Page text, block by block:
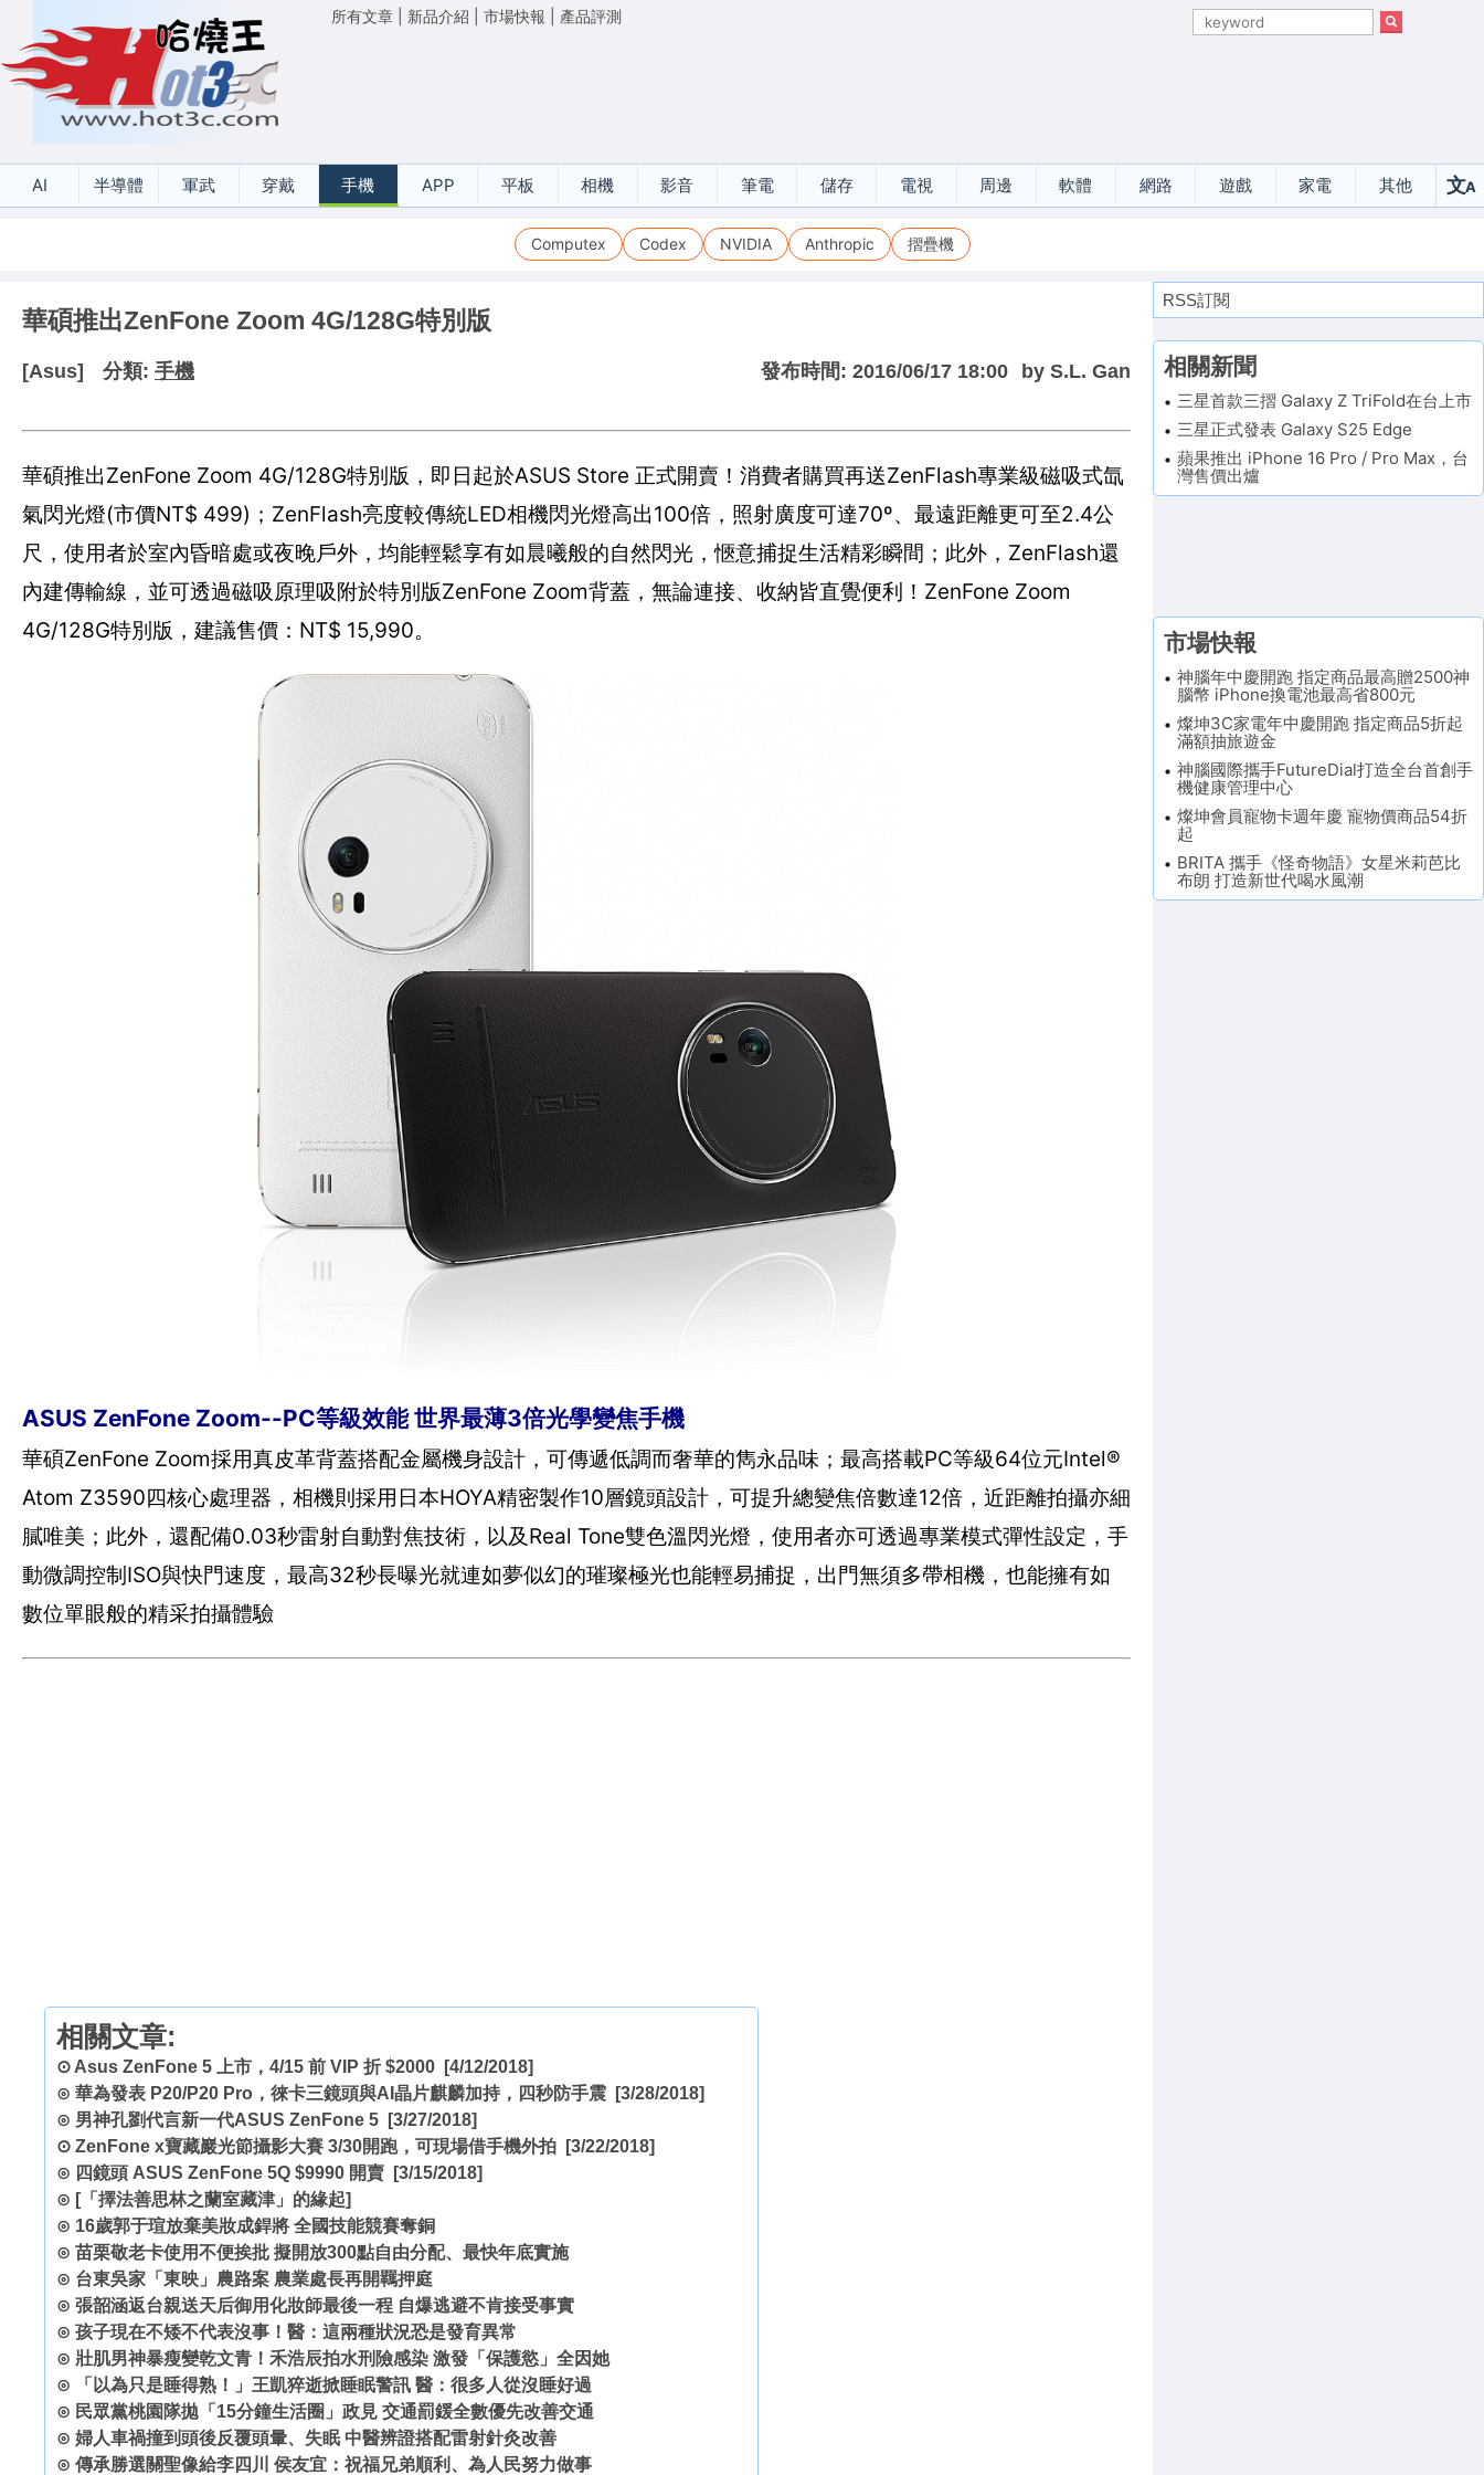
所有文章 新品介紹 市場快報 產品評測
AI 半導體 軍武 穿戴 手機 APP 平板 相機 影音 筆電 儲存 電視 周邊 軟體 網路 遊戲 家電 其他 文A
Computex Codex NVIDIA Anthropic 摺疊機
華碩推出ZenFone Zoom 4G/128G特別版
[Asus] 分類: 手機 發布時間: 2016/06/17 18:00 by S.L. Gan
華碩推出ZenFone Zoom 4G/128G特別版，即日起於ASUS Store 正式開賣！消費者購買再送ZenFlash專業級磁吸式氙
氣閃光燈(市價NT$ 499)；ZenFlash亮度較傳統LED相機閃光燈高出100倍，照射廣度可達70º、最遠距離更可至2.4公
尺，使用者於室內昏暗處或夜晚戶外，均能輕鬆享有如晨曦般的自然閃光，愜意捕捉生活精彩瞬間；此外，ZenFlash還
內建傳輸線，並可透過磁吸原理吸附於特別版ZenFone Zoom背蓋，無論連接、收納皆直覺便利！ZenFone Zoom
4G/128G特別版，建議售價：NT$ 15,990。
ASUS ZenFone Zoom--PC等級效能 世界最薄3倍光學變焦手機
華碩ZenFone Zoom採用真皮革背蓋搭配金屬機身設計，可傳遞低調而奢華的雋永品味；最高搭載PC等級64位元Intel®
Atom Z3590四核心處理器，相機則採用日本HOYA精密製作10層鏡頭設計，可提升總變焦倍數達12倍，近距離拍攝亦細
膩唯美；此外，還配備0.03秒雷射自動對焦技術，以及Real Tone雙色溫閃光燈，使用者亦可透過專業模式彈性設定，手
動微調控制ISO與快門速度，最高32秒長曝光就連如夢似幻的璀璨極光也能輕易捕捉，出門無須多帶相機，也能擁有如
數位單眼般的精采拍攝體驗
相關文章:
⊙ Asus ZenFone 5 上市，4/15 前 VIP 折 $2000 [4/12/2018]
⊙ 華為發表 P20/P20 Pro，徠卡三鏡頭與AI晶片麒麟加持，四秒防手震 [3/28/2018]
⊙ 男神孔劉代言新一代ASUS ZenFone 5 [3/27/2018]
⊙ ZenFone x寶藏巖光節攝影大賽 3/30開跑，可現場借手機外拍 [3/22/2018]
⊙ 四鏡頭 ASUS ZenFone 5Q $9990 開賣 [3/15/2018]
⊙ [「擇法善思林之蘭室藏津」的緣起]
⊙ 16歲郭于瑄放棄美妝成銲將 全國技能競賽奪銅
⊙ 苗栗敬老卡使用不便挨批 擬開放300點自由分配、最快年底實施
⊙ 台東吳家「東映」農路案 農業處長再開羈押庭
⊙ 張韶涵返台親送天后御用化妝師最後一程 自爆逃避不肯接受事實
⊙ 孩子現在不矮不代表沒事！醫：這兩種狀況恐是發育異常
⊙ 壯肌男神暴瘦變乾文青！禾浩辰拍水刑險感染 激發「保護慾」全因她
⊙
「以為只是睡得熟！」王凱猝逝掀睡眠警訊 醫：很多人從沒睡好過
⊙ 民眾黨桃園隊拋「15分鐘生活圈」政見 交通罰鍰全數優先改善交通
⊙ 婦人車禍撞到頭後反覆頭暈、失眠 中醫辨證搭配雷射針灸改善
⊙ 傳承勝選關聖像給李四川 侯友宜：祝福兄弟順利、為人民努力做事
RSS訂閱
相關新聞
三星首款三摺 Galaxy Z TriFold在台上市
三星正式發表 Galaxy S25 Edge
蘋果推出 iPhone 16 Pro / Pro Max，台
灣售價出爐
市場快報
神腦年中慶開跑 指定商品最高贈2500神
腦幣 iPhone換電池最高省800元
燦坤3C家電年中慶開跑 指定商品5折起
滿額抽旅遊金
神腦國際攜手FutureDial打造全台首創手
機健康管理中心
燦坤會員寵物卡週年慶 寵物價商品54折
起
BRITA 攜手《怪奇物語》女星米莉芭比
布朗 打造新世代喝水風潮